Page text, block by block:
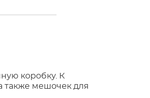
коробку. К
также мешочек для